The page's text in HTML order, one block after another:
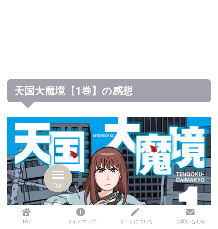
天国大魔境【1巻】の感想
top サイトマップ サイトについて お問い合わせ
目次